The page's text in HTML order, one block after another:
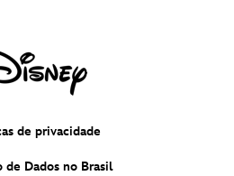
de privacidade
de Dados no Brasil